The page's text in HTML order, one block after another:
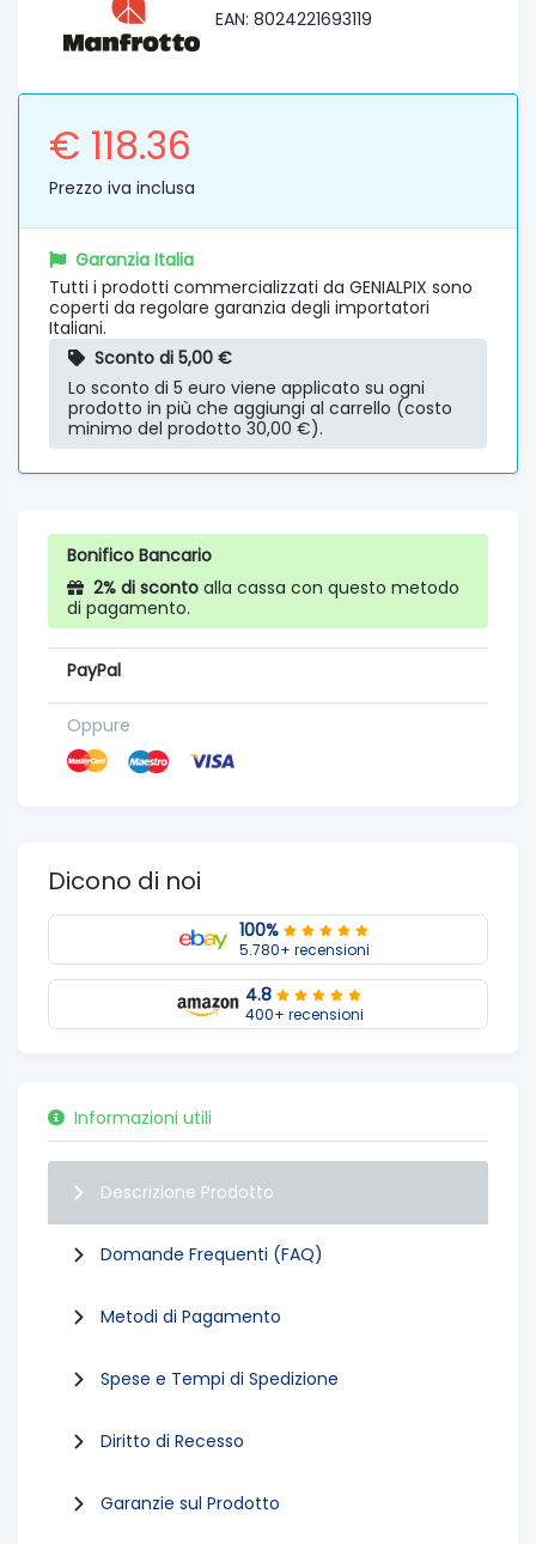
EAN: 8024221693119
€ 118.36
Prezzo iva inclusa
Garanzia Italia
Tutti i prodotti commercializzati da GENIALPIX sono
coperti da regolare garanzia degli importatori
Italiani.
Sconto di 5,00 €
Lo sconto di 5 euro viene applicato su ogni
prodotto in più che aggiungi al carrello (costo
minimo del prodotto 30,00 €).
Bonifico Bancario
2% di sconto alla cassa con questo metodo
di pagamento.
PayPal
Oppure
Dicono di noi
100%
5.780+ recensioni
4.8
400+ recensioni
Informazioni utili
Descrizione Prodotto
Domande Frequenti (FAQ)
Metodi di Pagamento
Spese e Tempi di Spedizione
Diritto di Recesso
Garanzie sul Prodotto